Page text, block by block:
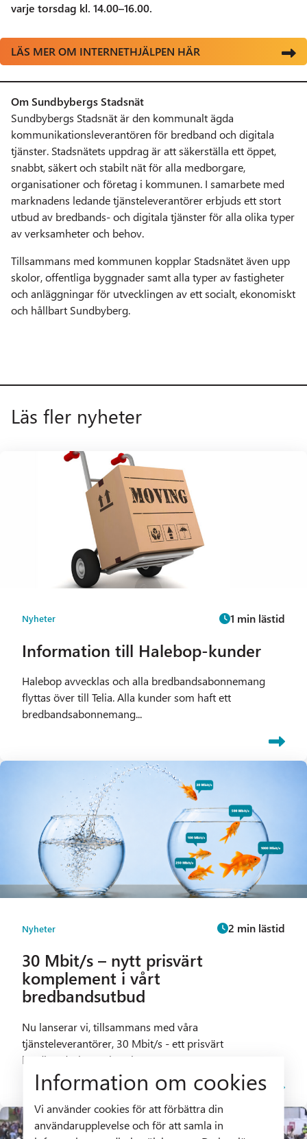
varje torsdag kl. 14.00–16.00.
LÄS MER OM INTERNETHJÄLPEN HÄR
Om Sundbybergs Stadsnät
Sundbybergs Stadsnät är den kommunalt ägda
kommunikationsleverantören för bredband och digitala
tjänster. Stadsnätets uppdrag är att säkerställa ett öppet,
snabbt, säkert och stabilt nät för alla medborgare,
organisationer och företag i kommunen. I samarbete med
marknadens ledande tjänsteleverantörer erbjuds ett stort
utbud av bredbands- och digitala tjänster för alla olika typer
av verksamheter och behov.
Tillsammans med kommunen kopplar Stadsnätet även upp
skolor, offentliga byggnader samt alla typer av fastigheter
och anläggningar för utvecklingen av ett socialt, ekonomiskt
och hållbart Sundbyberg.
Läs fler nyheter
Nyheter 1 min lästid
Information till Halebop-kunder
Halebop avvecklas och alla bredbandsabonnemang
flyttas över till Telia. Alla kunder som haft ett
bredbandsabonnemang...
Nyheter 2 min lästid
30 Mbit/s – nytt prisvärt
komplement i vårt
bredbandsutbud
Nu lanserar vi, tillsammans med våra
tjänsteleverantörer, 30 Mbit/s - ett prisvärt
bredbandsalternativ och ett...
Information om cookies
Vi använder cookies för att förbättra din
användarupplevelse och för att samla in